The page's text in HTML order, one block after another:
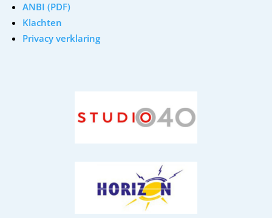
ANBI (PDF)
Klachten
Privacy verklaring